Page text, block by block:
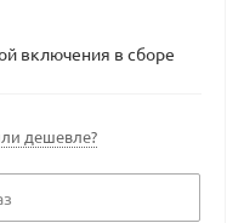
включения в сборе
дешевле?